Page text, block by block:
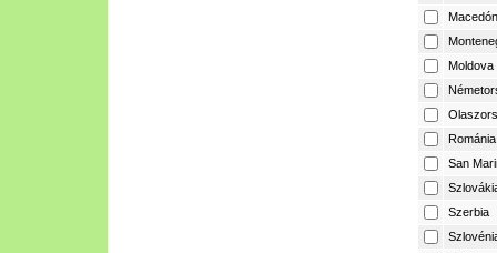
Moldova
Románia
San
Szerbia